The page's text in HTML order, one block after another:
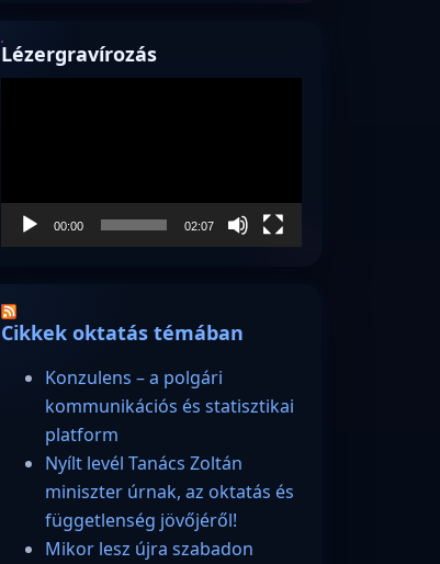
Lézergravírozás
00:00 02:07
Cikkek oktatás témában
Konzulens – a polgári
kommunikációs és statisztikai
platform
Nyílt levél Tanács Zoltán
miniszter úrnak, az oktatás és
függetlenség jövőjéről!
Mikor lesz újra szabadon